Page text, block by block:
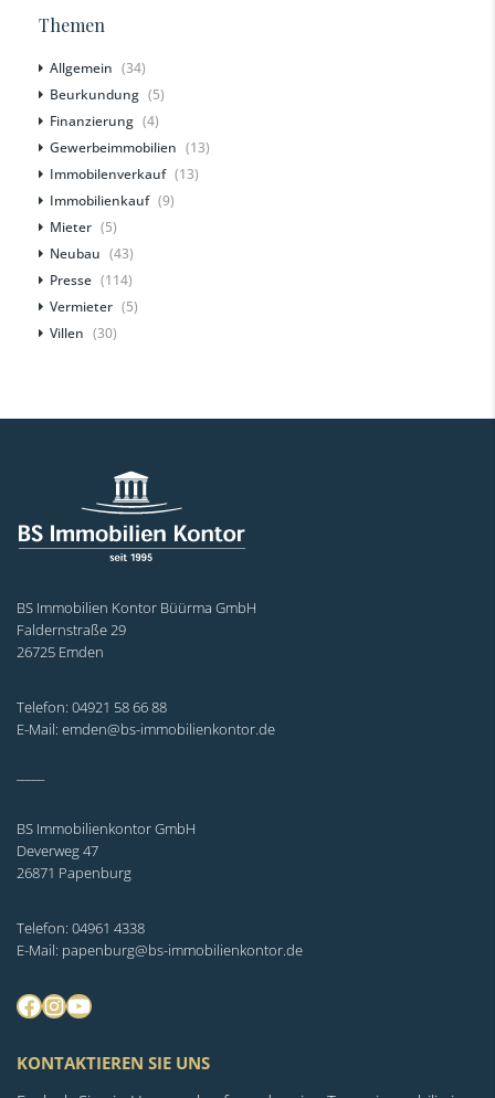
Themen
Allgemein (34)
Beurkundung (5)
Finanzierung (4)
Gewerbeimmobilien (13)
Immobilenverkauf (13)
Immobilienkauf (9)
Mieter (5)
Neubau (43)
Presse (114)
Vermieter (5)
Villen (30)
BS Immobilien Kontor Büürma GmbH
Faldernstraße 29
26725 Emden
Telefon: 04921 58 66 88
E-Mail: emden@bs-immobilienkontor.de
BS Immobilienkontor GmbH
Deverweg 47
26871 Papenburg
Telefon: 04961 4338
E-Mail: papenburg@bs-immobilienkontor.de
Facebook
Instagram
YouTube
KONTAKTIEREN SIE UNS